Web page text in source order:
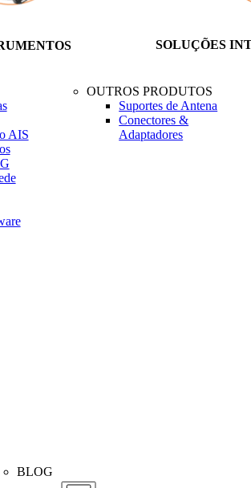
SOLUÇÕES
AIS
OUTROS PRODUTOS
Suportes de Antena
Conectores &
Adaptadores
BLOG